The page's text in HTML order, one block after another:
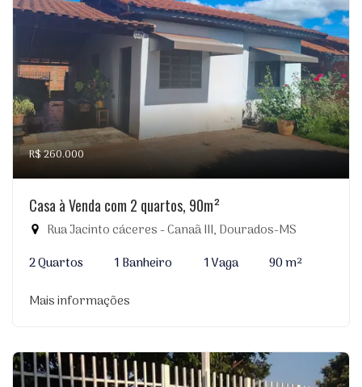
R$ 260.000
Casa à Venda com 2 quartos, 90m²
Rua Jacinto cáceres - Canaã III, Dourados-MS
2 Quartos
1 Banheiro 1 Vaga
90 m²
Mais informações